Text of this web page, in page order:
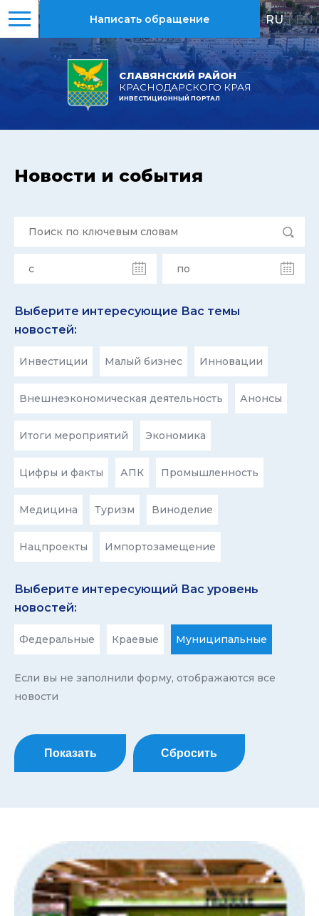
СЛАВЯНСКИЙ РАЙОН
КРАСНОДАРСКОГО КРАЯ
ИНВЕСТИЦИОННЫЙ ПОРТАЛ
Написать обращение RU | EN
Новости и события
Выберите интересующие Вас темы
новостей:
Инвестиции Малый бизнес Инновации
Внешнеэкономическая деятельность Анонсы
Итоги мероприятий Экономика
Цифры и факты АПК Промышленность
Медицина Туризм Виноделие
Нацпроекты Импортозамещение
Выберите интересующий Вас уровень
новостей:
Федеральные Краевые Муниципальные
Если вы не заполнили форму, отображаются все
новости
Показать Сбросить